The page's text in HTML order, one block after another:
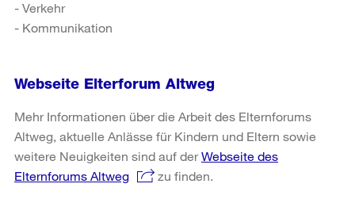
- Verkehr
- Kommunikation
Webseite Elterforum Altweg
Mehr Informationen über die Arbeit des Elternforums
Altweg, aktuelle Anlässe für Kindern und Eltern sowie
weitere Neuigkeiten sind auf derWebseite des
Elternforums Altweg
zu finden.